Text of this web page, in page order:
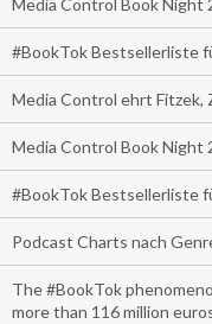
Media Control Book Night
#BookTok Bestsellerliste
Media Control ehrt Fitzek,
Media Control Book Night
#BookTok Bestsellerliste
Podcast Charts nach
The #BookTok
more than 116 million